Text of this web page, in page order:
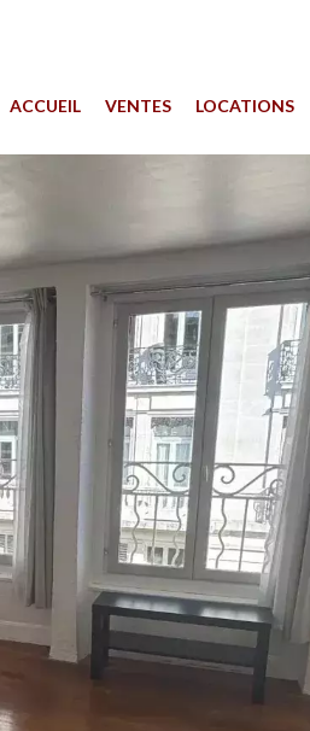
ACCUEIL VENTES LOCATIONS